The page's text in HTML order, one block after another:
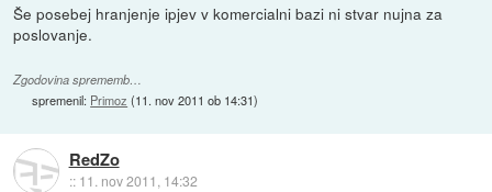
Še posebej hranjenje ipjev v komercialni bazi ni stvar nujna za
poslovanje.
Zgodovina sprememb…
spremenil: Primoz (11. nov 2011 ob 14:31)
RedZo
:: 11. nov 2011, 14:32